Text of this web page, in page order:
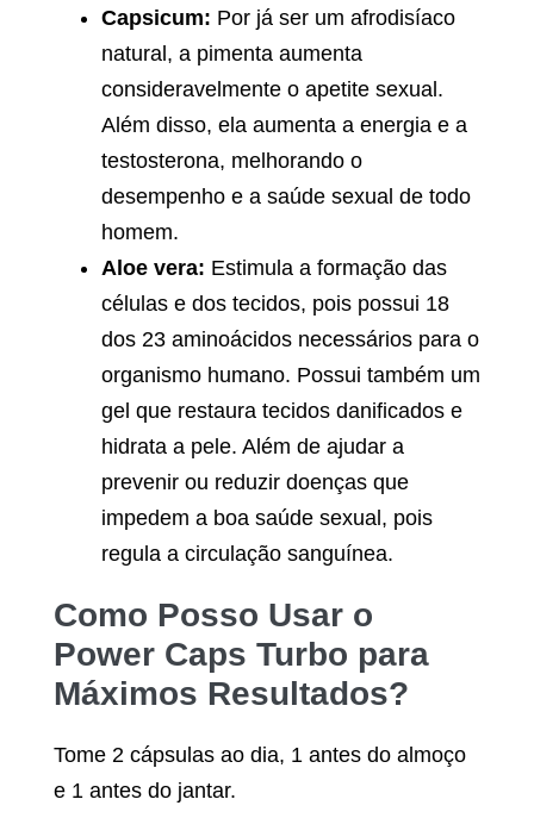
Capsicum: Por já ser um afrodisíaco
natural, a pimenta aumenta
consideravelmente o apetite sexual.
Além disso, ela aumenta a energia e a
testosterona, melhorando o
desempenho e a saúde sexual de todo
homem.
Aloe vera: Estimula a formação das
células e dos tecidos, pois possui 18
dos 23 aminoácidos necessários para o
organismo humano. Possui também um
gel que restaura tecidos danificados e
hidrata a pele. Além de ajudar a
prevenir ou reduzir doenças que
impedem a boa saúde sexual, pois
regula a circulação sanguínea.
Como Posso Usar o
Power Caps Turbo para
Máximos Resultados?
Tome 2 cápsulas ao dia, 1 antes do almoço
e 1 antes do jantar.